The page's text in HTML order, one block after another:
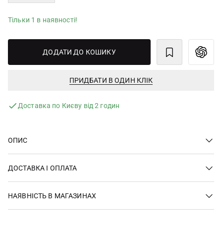
Тільки 1 в наявності!
ДОДАТИ ДО КОШИКУ
ПРИДБАТИ В ОДИН КЛІК
Доставка по Києву від 2 годин
ОПИС
ДОСТАВКА І ОПЛАТА
НАЯВНІСТЬ В МАГАЗИНАХ